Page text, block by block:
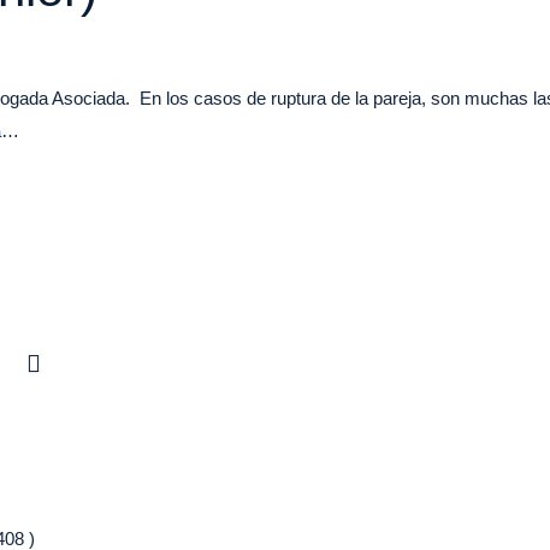
Asociada. En los casos de ruptura de la pareja, son muchas
)